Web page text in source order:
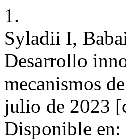
1.
Syladii I,
Desarrollo
mecanismos
julio de 2023
Disponible en: